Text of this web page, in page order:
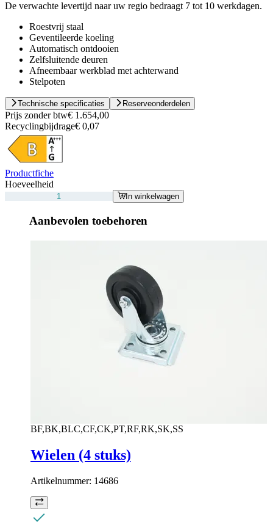
De verwachte levertijd naar uw regio bedraagt 7 tot 10 werkdagen.
Roestvrij staal
Geventileerde koeling
Automatisch ontdooien
Zelfsluitende deuren
Afneembaar werkblad met achterwand
Stelpoten
Technische specificaties Reserveonderdelen
Prijs zonder btw€ 1.654,00
Recyclingbijdrage€ 0,07
Productfiche
Hoeveelheid
In winkelwagen
Aanbevolen toebehoren
BF,BK,BLC,CF,CK,PT,RF,RK,SK,SS
Wielen (4 stuks)
Artikelnummer: 14686